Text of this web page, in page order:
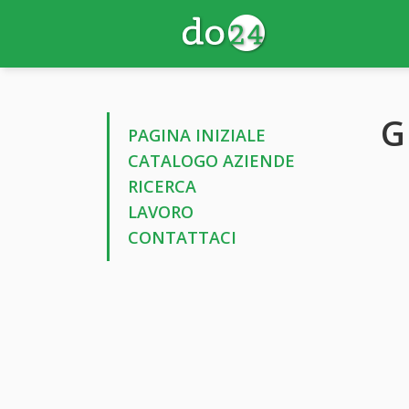
PAGINA INIZIALE
CATALOGO AZIENDE
RICERCA
LAVORO
CONTATTACI